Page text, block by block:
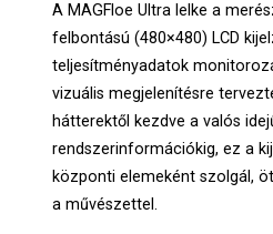
A MAGFloe Ultra lelke a
felbontású (480×480) LCD
teljesítményadatok
vizuális megjelenítésre
hátterektől kezdve a valós
rendszerinformációkig, ez a
központi elemeként szolgál,
a művészettel.